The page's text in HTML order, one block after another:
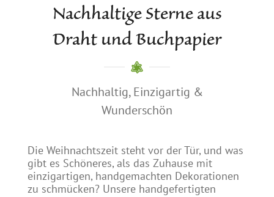
Nachhaltige Sterne aus
Draht und Buchpapier
Nachhaltig, Einzigartig &
Wunderschön
Die Weihnachtszeit steht vor der Tür, und was
gibt es Schöneres, als das Zuhause mit
einzigartigen, handgemachten Dekorationen
zu schmücken? Unsere handgefertigten